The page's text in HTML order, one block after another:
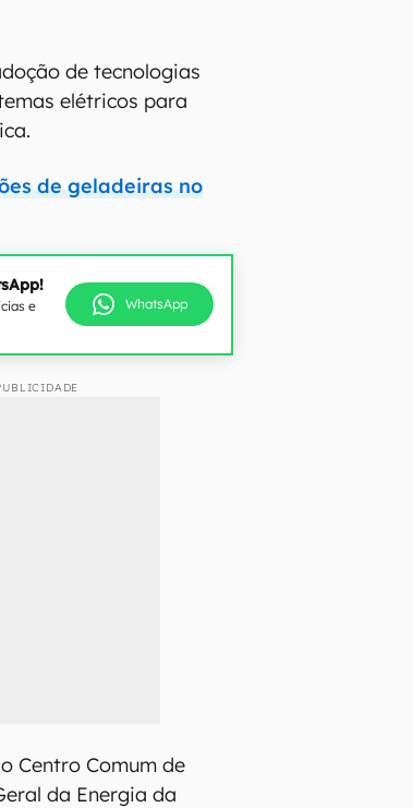
de tecnologias
elétricos para
de geladeiras no
e
WhatsApp
Centro Comum de
da Energia da